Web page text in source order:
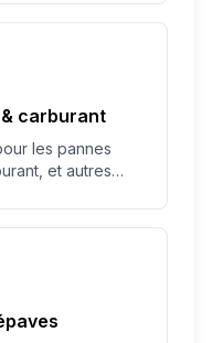
carburant
les pannes
et autres